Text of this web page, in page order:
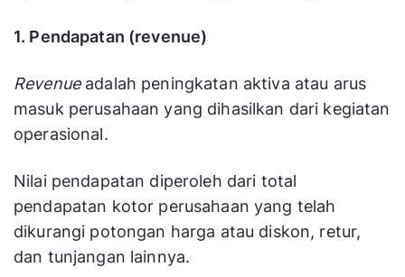
1. Pendapatan (revenue)
Revenueadalah peningkatan aktiva atau arus
masuk perusahaan yang dihasilkan dari kegiatan
operasional.
Nilai pendapatan diperoleh dari total
pendapatan kotor perusahaan yang telah
dikurangi potongan harga atau diskon, retur,
dan tunjangan lainnya.